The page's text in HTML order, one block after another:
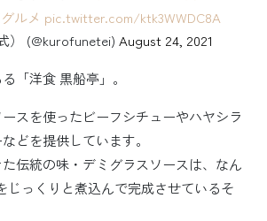
ルメ pic.twitter.com/ktk3WWDC8A
） (@kurofunetei) August 24, 2021
「洋食 黒船亭」。
スを使ったビーフシチューやハヤシラ
どを提供しています。
伝統の味・デミグラスソースは、なん
じっくりと煮込んで完成させているそ